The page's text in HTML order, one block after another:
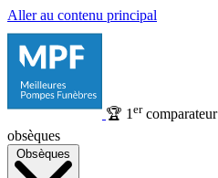
Aller au contenu principal
🏆 1 ercomparateur
obsèques
Obsèques